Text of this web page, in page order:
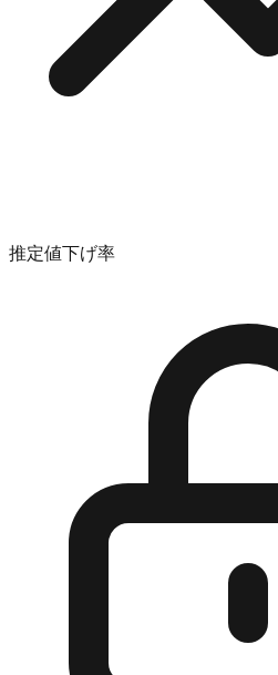
推定値下げ率